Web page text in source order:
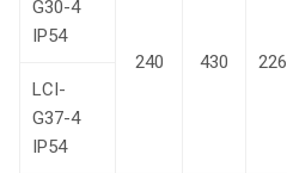
G30-4
IP54
240
430 226
LCI-
G37-4
IP54